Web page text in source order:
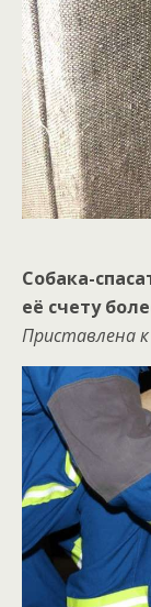
Собака-
её счету
Приставлена